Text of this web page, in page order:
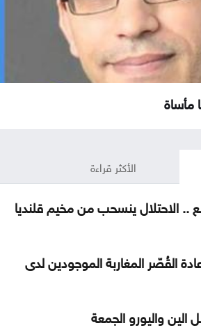
مأساة
الأكثر قراءة
.. الاحتلال ينسحب من مخيم قلنديا
القُصّر المغاربة الموجودين لدى
الين واليورو الجمعة